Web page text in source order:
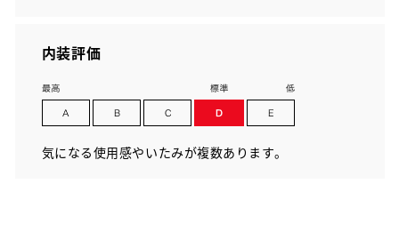
内装評価
気になる使用感やいたみが複数あります。